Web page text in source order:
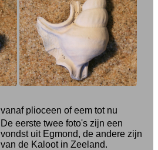
vanaf plioceen of eem tot nu
De eerste twee foto's zijn een
vondst uit Egmond, de andere zijn
van de Kaloot in Zeeland.